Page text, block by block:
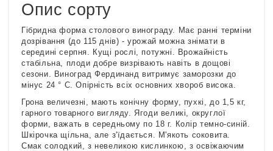
Опис сорту
Гібридна форма столового винограду. Має ранні терміни
дозрівання (до 115 днів) - урожай можна знімати в
середині серпня. Кущі рослі, потужні. Врожайність
стабільна, плоди добре визрівають навіть в дощові
сезони. Виноград Фердинанд витримує заморозки до
мінус 24 ° С. Опірність всіх основних хвороб висока.
Грона величезні, мають конічну форму, пухкі, до 1,5 кг,
гарного товарного вигляду. Ягоди великі, округлої
форми, важать в середньому по 18 г. Колір темно-синій.
Шкірочка щільна, але з'їдається. М'якоть соковита.
Смак солодкий, з невеликою кислинкою, з освіжаючим